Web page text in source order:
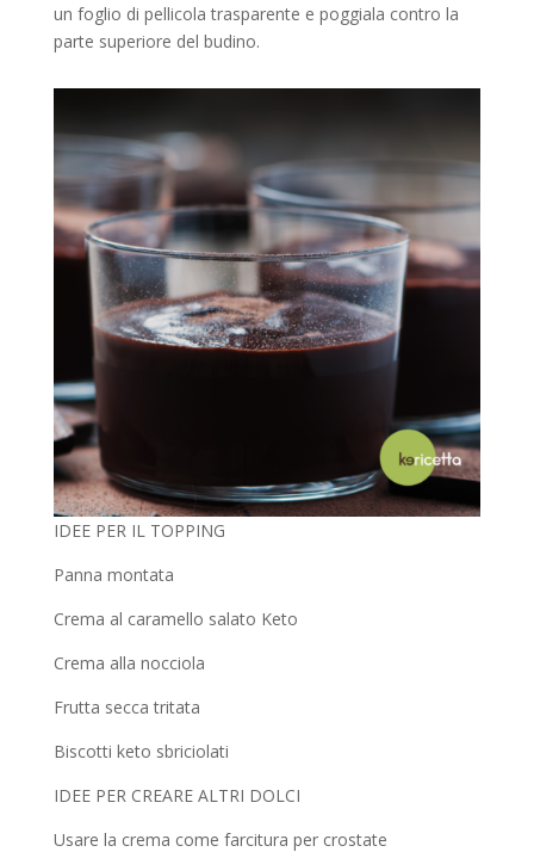
un foglio di pellicola trasparente e poggiala contro la
parte superiore del budino.
IDEE PER IL TOPPING
Panna montata
Crema al caramello salato Keto
Crema alla nocciola
Frutta secca tritata
Biscotti keto sbriciolati
IDEE PER CREARE ALTRI DOLCI
Usare la crema come farcitura per crostate